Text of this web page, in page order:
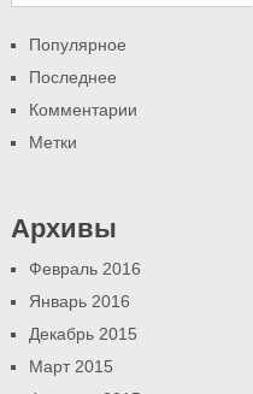
Популярное
Последнее
Комментарии
Метки
Архивы
Февраль 2016
Январь 2016
Декабрь 2015
Март 2015